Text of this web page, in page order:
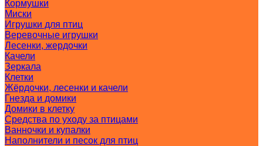
Кормушки
Миски
Игрушки для птиц
Веревочные игрушки
Лесенки, жердочки
Качели
Зеркала
Клетки
Жёрдочки, лесенки и качели
Гнезда и домики
Домики в клетку
Средства по уходу за птицами
Ванночки и купалки
Наполнители и песок для птиц